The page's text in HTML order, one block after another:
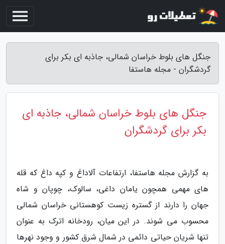
جنگل های بلوط خراسان شمالی، جاذبه ای بکر برای
گردشگران - مجله هاستفا
جنگل های بلوط خراسان شمالی، جاذبه ای
بکر برای گردشگران
به گزارش مجله هاستفا، ارتفاعات آلاداغ و کپه داغ که قله
های مهمی همچون یامان داغی، سالوک، چوپان و شاه
جهان را دارند از گستره زیست کوهستانی خراسان شمالی
محسوب می شوند. در این میان، رودخانه اترک به عنوان
تنها شریان حیاتی دائمی در شمال شرق کشور و وجود نهرها